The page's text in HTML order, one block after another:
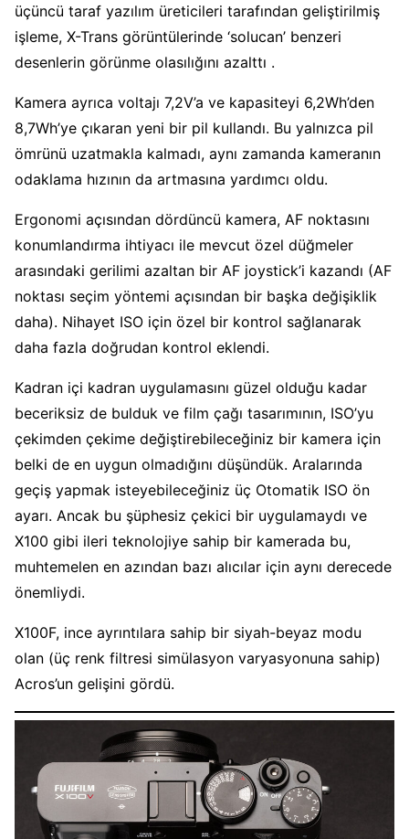
üçüncü taraf yazılım üreticileri tarafından geliştirilmiş
işleme, X-Trans görüntülerinde ‘solucan’ benzeri
desenlerin görünme olasılığını azalttı .
Kamera ayrıca voltajı 7,2V’a ve kapasiteyi 6,2Wh’den
8,7Wh’ye çıkaran yeni bir pil kullandı. Bu yalnızca pil
ömrünü uzatmakla kalmadı, aynı zamanda kameranın
odaklama hızının da artmasına yardımcı oldu.
Ergonomi açısından dördüncü kamera, AF noktasını
konumlandırma ihtiyacı ile mevcut özel düğmeler
arasındaki gerilimi azaltan bir AF joystick’i kazandı (AF
noktası seçim yöntemi açısından bir başka değişiklik
daha). Nihayet ISO için özel bir kontrol sağlanarak
daha fazla doğrudan kontrol eklendi.
Kadran içi kadran uygulamasını güzel olduğu kadar
beceriksiz de bulduk ve film çağı tasarımının, ISO’yu
çekimden çekime değiştirebileceğiniz bir kamera için
belki de en uygun olmadığını düşündük. Aralarında
geçiş yapmak isteyebileceğiniz üç Otomatik ISO ön
ayarı. Ancak bu şüphesiz çekici bir uygulamaydı ve
X100 gibi ileri teknolojiye sahip bir kamerada bu,
muhtemelen en azından bazı alıcılar için aynı derecede
önemliydi.
X100F, ince ayrıntılara sahip bir siyah-beyaz modu
olan (üç renk filtresi simülasyon varyasyonuna sahip)
Acros’un gelişini gördü.